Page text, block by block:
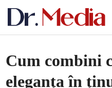
Cum combini
eleganța în